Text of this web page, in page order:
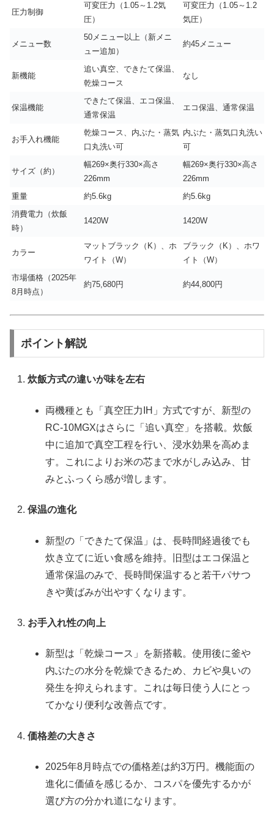
圧力制御
可変圧力（1.05～1.2気
圧）
可変圧力（1.05～1.2
気圧）
メニュー数
50メニュー以上（新メニ
ュー追加）
約45メニュー
新機能
追い真空、できたて保温、
乾燥コース
なし
保温機能
できたて保温、エコ保温、
通常保温
エコ保温、通常保温
お手入れ機能
乾燥コース、内ぶた・蒸気
口丸洗い可
内ぶた・蒸気口丸洗い
可
サイズ（約）
幅269×奥行330×高さ
226mm
幅269×奥行330×高さ
226mm
重量
約5.6kg
約5.6kg
消費電力（炊飯
時）
1420W 1420W
カラー
マットブラック（K）、ホ
ワイト（W）
ブラック（K）、ホワ
イト（W）
市場価格（2025年
8月時点）
約75,680円 約44,800円
ポイント解説
炊飯方式の違いが味を左右
両機種とも「真空圧力IH」方式ですが、新型の
RC-10MGXはさらに「追い真空」を搭載。炊飯
中に追加で真空工程を行い、浸水効果を高めま
す。これによりお米の芯まで水がしみ込み、甘
みとふっくら感が増します。
保温の進化
新型の「できたて保温」は、長時間経過後でも
炊き立てに近い食感を維持。旧型はエコ保温と
通常保温のみで、長時間保温すると若干パサつ
きや黄ばみが出やすくなります。
お手入れ性の向上
新型は「乾燥コース」を新搭載。使用後に釜や
内ぶたの水分を乾燥できるため、カビや臭いの
発生を抑えられます。これは毎日使う人にとっ
てかなり便利な改善点です。
価格差の大きさ
2025年8月時点での価格差は約3万円。機能面の
進化に価値を感じるか、コスパを優先するかが
選び方の分かれ道になります。